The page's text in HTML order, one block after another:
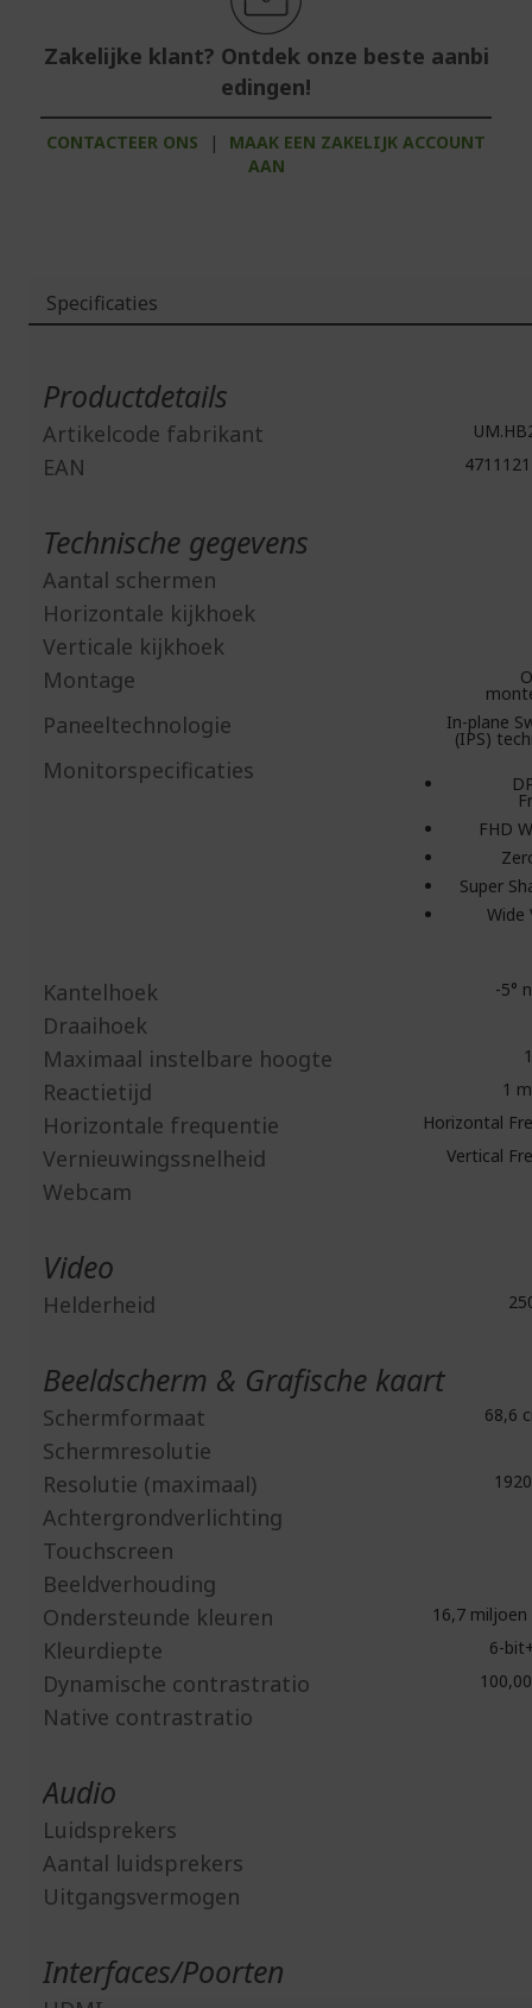
Zakelijke klant? Ontdek onze beste aanbi
edingen!
CONTACTEER ONS |
MAAK EEN ZAKELIJK ACCOUNT
AAN
Specificaties
Productdetails
Artikelcode fabrikant
EAN
Technische gegevens
Aantal schermen
Horizontale kijkhoek
Verticale kijkhoek
Montage
Paneeltechnologie In-plane
(IPS)
Monitorspecificaties
FHD
Super
Wide
Kantelhoek -5°
Draaihoek
Maximaal instelbare hoogte
Reactietijd 1
Horizontale frequentie Horizontal
Vernieuwingssnelheid Vertical
Webcam
Video
Helderheid
Beeldscherm & Grafische kaart
Schermformaat 68,6
Schermresolutie
Resolutie (maximaal)
Achtergrondverlichting
Touchscreen
Beeldverhouding
Ondersteunde kleuren
16,7 miljoen
Kleurdiepte 6-
Dynamische contrastratio
Native contrastratio
Audio
Luidsprekers
Aantal luidsprekers
Uitgangsvermogen
Interfaces/Poorten